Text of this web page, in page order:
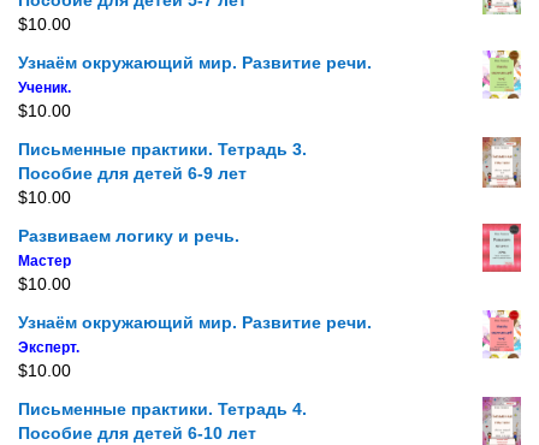
$10.00
Узнаём окружающий мир. Развитие речи.
Ученик.
$10.00
Письменные практики. Тетрадь 3.
Пособие для детей 6-9 лет
$10.00
Развиваем логику и речь.
Мастер
$10.00
Узнаём окружающий мир. Развитие речи.
Эксперт.
$10.00
Письменные практики. Тетрадь 4.
Пособие для детей 6-10 лет